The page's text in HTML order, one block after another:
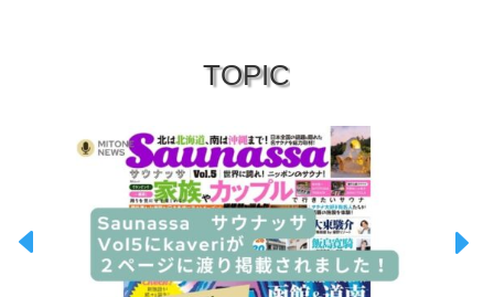
TOPIC